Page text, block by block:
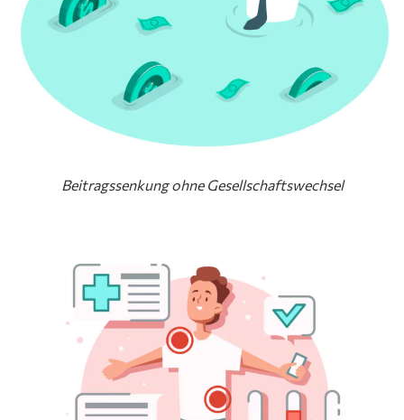
Beitragssenkung ohne Gesellschaftswechsel